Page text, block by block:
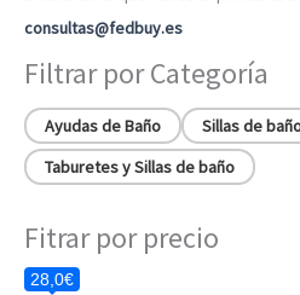
consultas@fedbuy.es
Filtrar por Categoría
Ayudas de Baño
Sillas de
Taburetes y Sillas de baño
Fitrar por precio
28,0€